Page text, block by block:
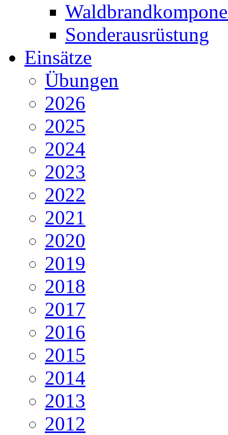
Sonderausrüstung
Einsätze
Übungen
2026
2025
2024
2023
2022
2021
2020
2019
2018
2017
2016
2015
2014
2013
2012